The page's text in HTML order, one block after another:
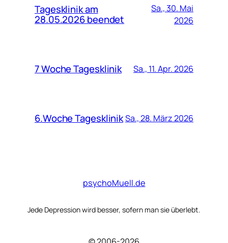
Tagesklinik am
28.05.2026 beendet
Sa., 30. Mai
2026
7 Woche Tagesklinik Sa., 11. Apr. 2026
6.Woche TagesklinikSa., 28. März 2026
psychoMuell.de
Jede Depression wird besser, sofern man sie überlebt.